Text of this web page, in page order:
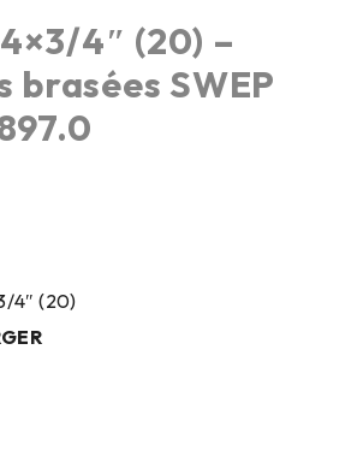
4″ (20) –
brasées SWEP
4″ (20)